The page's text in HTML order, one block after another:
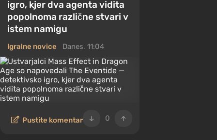
igro, kjer dva agenta vidita
popolnoma različne stvari v
istem namigu
Igralne novice Danes, 11:04
0
Pustite komentar